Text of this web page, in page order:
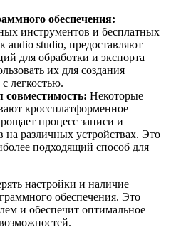
обеспечения:
инструментов и бесплатных
audio studio, предоставляют
для обработки и экспорта
их для создания
легкостью.
совместимость: Некоторые
кроссплатформенное
процесс записи и
на различных устройствах. Это
подходящий способ для
настройки и наличие
обеспечения. Это
и обеспечит оптимальное